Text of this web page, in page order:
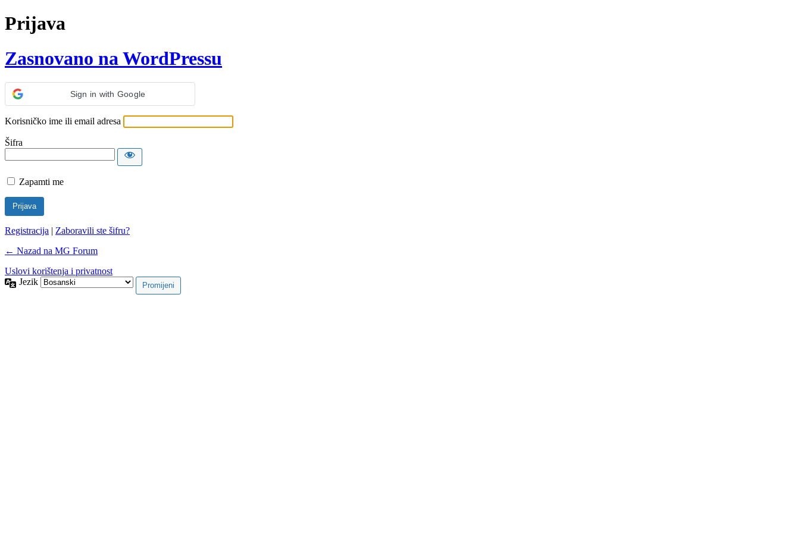
Prijava
Zasnovano na WordPressu
Sign in with Google
Korisničko ime ili email adresa
Šifra
Zapamti me
Registracija | Zaboravili ste šifru?
← Nazad na MG Forum
Uslovi korištenja i privatnost
Jezik